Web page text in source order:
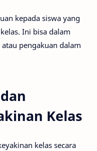
kepada siswa yang
Ini bisa dalam
pengakuan dalam
Kelas
kelas secara